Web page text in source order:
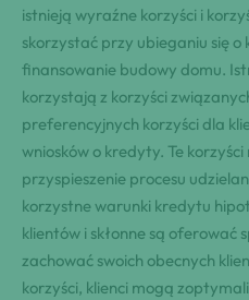
istnieją wyraźne korzyści i
skorzystać przy ubieganiu się
finansowanie budowy domu.
korzystają z korzyści
preferencyjnych korzyści dla
wniosków o kredyty. Te
przyspieszenie procesu
korzystne warunki kredytu
klientów i skłonne są oferować
zachować swoich obecnych
korzyści, klienci mogą